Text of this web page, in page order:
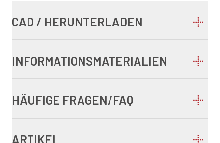
CAD / HERUNTERLADEN
INFORMATIONSMATERIALIEN
HÄUFIGE FRAGEN/FAQ
ARTIKEL